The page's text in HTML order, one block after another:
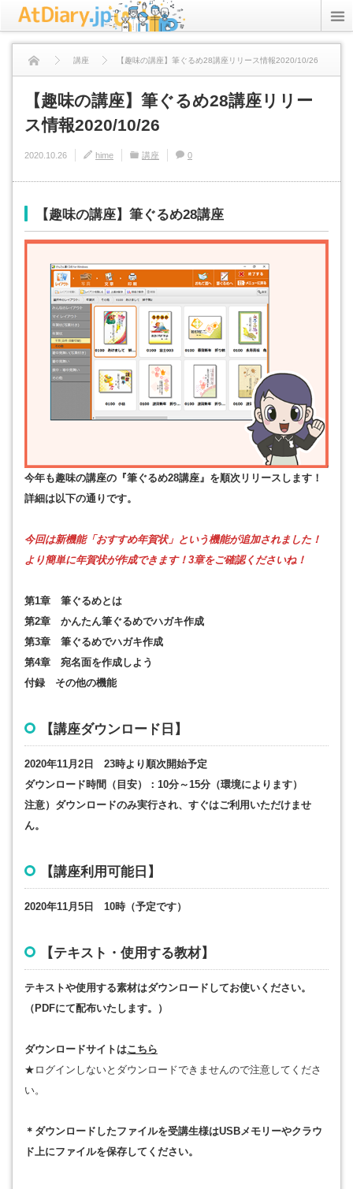
講座 【趣味の講座】筆ぐるめ28講座リリース情報2020/10/26
【趣味の講座】筆ぐるめ28講座リリー
ス情報2020/10/26
2020.10.26 hime 講座 0
【趣味の講座】筆ぐるめ28講座
今年も趣味の講座の『筆ぐるめ28講座』を順次リリースします！
詳細は以下の通りです。
今回は新機能「おすすめ年賀状」という機能が追加されました！
より簡単に年賀状が作成できます！3章をご確認くださいね！
第1章 筆ぐるめとは
第2章 かんたん筆ぐるめでハガキ作成
第3章 筆ぐるめでハガキ作成
第4章 宛名面を作成しよう
付録 その他の機能
【講座ダウンロード日】
2020年11月2日 23時より順次開始予定
ダウンロード時間（目安）：10分～15分（環境によります）
注意）ダウンロードのみ実行され、すぐはご利用いただけませ
ん。
【講座利用可能日】
2020年11月5日 10時（予定です）
【テキスト・使用する教材】
テキストや使用する素材はダウンロードしてお使いください。
（PDFにて配布いたします。）
ダウンロードサイトはこちら
★ログインしないとダウンロードできませんので注意してくださ
い。
＊ダウンロードしたファイルを受講生様はUSBメモリーやクラウ
ド上にファイルを保存してください。
StudyPC.NET
資格アリーナ